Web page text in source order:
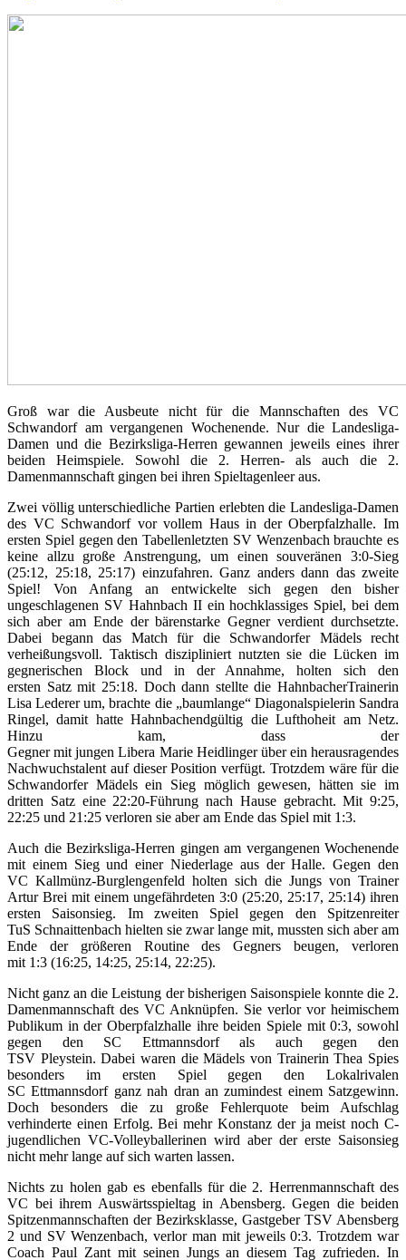
Groß war die Ausbeute nicht für die Mannschaften des VC
Schwandorf am vergangenen Wochenende. Nur die Landesliga-
Damen und die Bezirksliga-Herren gewannen jeweils eines ihrer
beiden Heimspiele. Sowohl die 2. Herren- als auch die 2.
Damenmannschaft gingen bei ihren Spieltagenleer aus.
Zwei völlig unterschiedliche Partien erlebten die Landesliga-Damen
des VC Schwandorf vor vollem Haus in der Oberpfalzhalle. Im
ersten Spiel gegen den Tabellenletzten SV Wenzenbach brauchte es
keine allzu große Anstrengung, um einen souveränen 3:0-Sieg
(25:12, 25:18, 25:17) einzufahren. Ganz anders dann das zweite
Spiel! Von Anfang an entwickelte sich
gegen
den bisher
ungeschlagenen SV Hahnbach II ein hochklassiges Spiel, bei dem
sich aber am Ende der bärenstarke Gegner verdient durchsetzte.
Dabei begann das Match für die Schwandorfer Mädels recht
verheißungsvoll. Taktisch diszipliniert nutzten sie die Lücken im
gegnerischen Block und in der Annahme, holten sich den
ersten Satz mit 25:18. Doch dann stellte die HahnbacherTrainerin
Lisa Lederer um, brachte die „baumlange“ Diagonalspielerin Sandra
Ringel, damit hatte Hahnbachendgültig die Lufthoheit am Netz.
Hinzu kam, dass der
Gegner mit jungen Libera Marie Heidlinger über ein herausragendes
Nachwuchstalent auf dieser Position verfügt. Trotzdem wäre für die
Schwandorfer Mädels ein Sieg möglich gewesen, hätten sie im
dritten Satz eine 22:20-Führung nach Hause gebracht. Mit 9:25,
22:25 und 21:25 verloren sie aber am Ende das Spiel mit 1:3.
Auch die Bezirksliga-Herren gingen am vergangenen Wochenende
mit einem Sieg und einer Niederlage aus der Halle. Gegen den
VC Kallmünz-Burglengenfeld holten sich die Jungs von Trainer
Artur Brei mit einem ungefährdeten 3:0 (25:20, 25:17, 25:14) ihren
ersten Saisonsieg. Im zweiten Spiel gegen den Spitzenreiter
TuS Schnaittenbach hielten sie zwar lange mit, mussten sich aber am
Ende
der größeren Routine des Gegners beugen, verloren
mit 1:3 (16:25, 14:25, 25:14, 22:25).
Nicht ganz an die Leistung der bisherigen Saisonspiele konnte die 2.
Damenmannschaft des VC Anknüpfen. Sie verlor vor heimischem
Publikum in der Oberpfalzhalle ihre beiden Spiele mit 0:3, sowohl
gegen den SC
Ettmannsdorf als auch gegen
den
TSV Pleystein. Dabei waren die Mädels von Trainerin Thea Spies
besonders im ersten Spiel gegen den Lokalrivalen
SC Ettmannsdorf ganz nah dran an zumindest einem Satzgewinn.
Doch besonders die zu große Fehlerquote beim Aufschlag
verhinderte einen Erfolg. Bei mehr Konstanz der ja meist noch C-
jugendlichen VC-Volleyballerinen wird aber der erste Saisonsieg
nicht mehr lange auf sich warten lassen.
Nichts zu holen gab es ebenfalls für die 2. Herrenmannschaft des
VC bei ihrem Auswärtsspieltag in Abensberg. Gegen die beiden
Spitzenmannschaften der Bezirksklasse, Gastgeber TSV Abensberg
2 und SV Wenzenbach, verlor man mit jeweils 0:3. Trotzdem war
Coach Paul Zant mit seinen Jungs an diesem Tag zufrieden. In